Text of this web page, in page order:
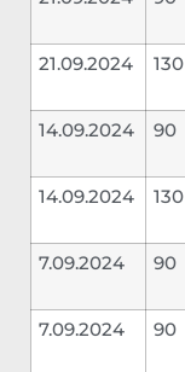
21.09.2024
130
14.09.2024 90
14.09.2024 130
7.09.2024
90
7.09.2024
90